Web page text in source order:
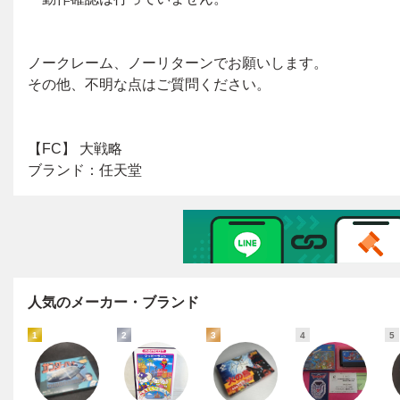
人気のメーカー・ブランド
1 2 3 4 5